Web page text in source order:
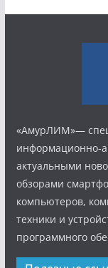
«АмурЛИМ»—
информационно-
актуальными
обзорами
компьютеров,
техники и
программного